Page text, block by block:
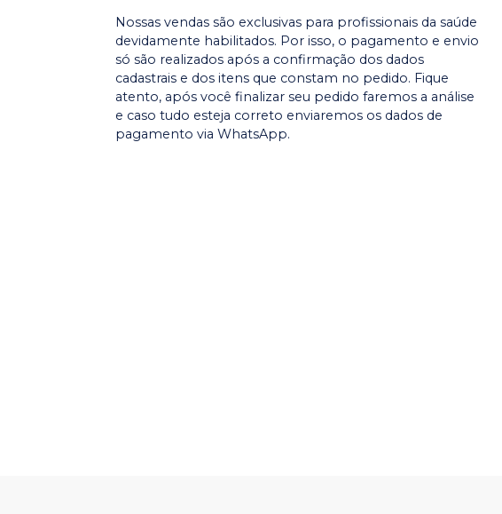
Nossas vendas são exclusivas para profissionais da saúde
devidamente habilitados. Por isso, o pagamento e envio
só são realizados após a confirmação dos dados
cadastrais e dos itens que constam no pedido. Fique
atento, após você finalizar seu pedido faremos a análise
e caso tudo esteja correto enviaremos os dados de
pagamento via WhatsApp.